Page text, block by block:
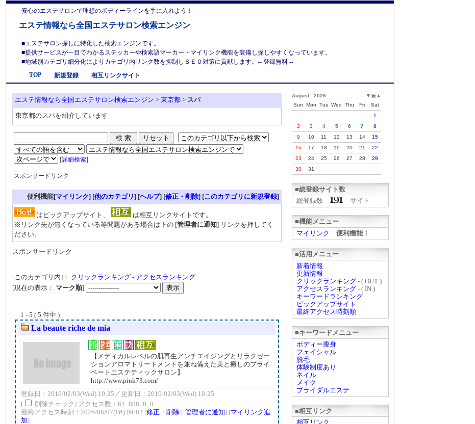
安心のエステサロンで理想のボディーラインを手に入れよう！
エステ情報なら全国エステサロン検索エンジン
■エステサロン探しに特化した検索エンジンです。
■提供サービスが一目でわかるステッカーや検索語マーカー・マイリンク機能を装備し探しやすくなっています。
■地域別カテゴリ細分化によりカテゴリ内リンク数を抑制しＳＥＯ対策に貢献します。-- 登録無料 --
TOP
新規登録 相互リンクサイト
▲
〓
▼
August . 2026
Sun
Mon Tue Wed Thu Fri
Sat
1
2
3 4 5 6 7
8
9
10 11 12 13 14
15
16
17 18 19 20 21
22
23
24 25 26 27 28
29
30
31
■総登録サイト数
総登録数
サイト
■機能メニュー
マイリンク
便利機能！
■活用メニュー
新着情報
更新情報
クリックランキング - ( OUT )
アクセスランキング - ( IN )
キーワードランキング
ピックアップサイト
最終アクセス時刻順
■キーワードメニュー
ボディー痩身
フェイシャル
脱毛
体験制度あり
ネイル
メイク
ブライダルエステ
■相互リンク
相互リンク
エステ情報なら全国エステサロン検索エンジン > 東京都 > スパ
東京都のスパを紹介しています
[詳細検索]
スポンサードリンク
便利機能[マイリンク] [他のカテゴリ] [ヘルプ] [修正・削除] [このカテゴリに新規登録]
はピックアップサイト、
は相互リンクサイトです。
※リンク先が無くなっている等問題がある場合は下の [管理者に通知] リンクを押してく
ださい。
スポンサードリンク
[このカテゴリ内]： クリックランキング - アクセスランキング
[現在の表示： マーク順]
1 - 5 ( 5 件中 )
La beaute riche de mia
【メディカルレベルの肌再生アンチエイジングとリラクゼー
ションアロマトリートメントを兼ね備えた美と癒しのプライ
ベートエステティックサロン】
http://www.pink73.com/
登録日：2010/02/03(Wed) 10:25／更新日：2010/02/03(Wed) 10:25
[
削除チェック] アクセス数：61_808_0_0
最終アクセス時刻：2026/08/07(Fri) 09:02 [修正・削除] [管理者に通知] [マイリンク追
加]